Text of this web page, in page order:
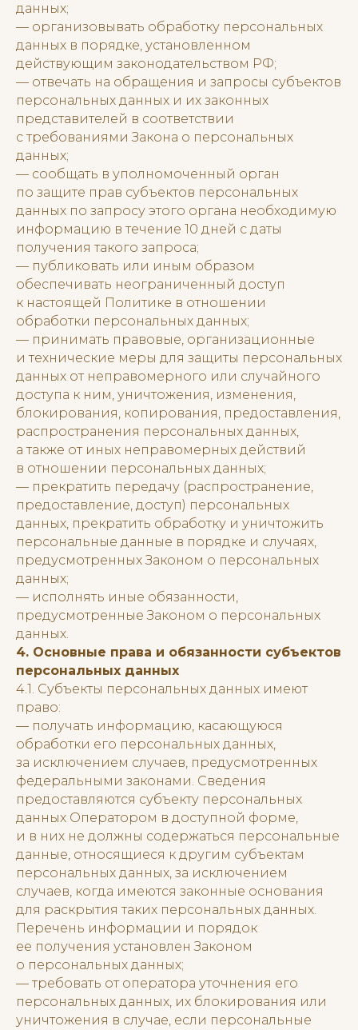
данных;
— организовывать обработку персональных
данных в порядке, установленном
действующим законодательством РФ;
— отвечать на обращения и запросы субъектов
персональных данных и их законных
представителей в соответствии
с требованиями Закона о персональных
данных;
— сообщать в уполномоченный орган
по защите прав субъектов персональных
данных по запросу этого органа необходимую
информацию в течение 10 дней с даты
получения такого запроса;
— публиковать или иным образом
обеспечивать неограниченный доступ
к настоящей Политике в отношении
обработки персональных данных;
— принимать правовые, организационные
и технические меры для защиты персональных
данных от неправомерного или случайного
доступа к ним, уничтожения, изменения,
блокирования, копирования, предоставления,
распространения персональных данных,
а также от иных неправомерных действий
в отношении персональных данных;
— прекратить передачу (распространение,
предоставление, доступ) персональных
данных, прекратить обработку и уничтожить
персональные данные в порядке и случаях,
предусмотренных Законом о персональных
данных;
— исполнять иные обязанности,
предусмотренные Законом о персональных
данных.
4. Основные права и обязанности субъектов
персональных данных
4.1. Субъекты персональных данных имеют
право:
— получать информацию, касающуюся
обработки его персональных данных,
за исключением случаев, предусмотренных
федеральными законами. Сведения
предоставляются субъекту персональных
данных Оператором в доступной форме,
и в них не должны содержаться персональные
данные, относящиеся к другим субъектам
персональных данных, за исключением
случаев, когда имеются законные основания
для раскрытия таких персональных данных.
Перечень информации и порядок
ее получения установлен Законом
о персональных данных;
— требовать от оператора уточнения его
персональных данных, их блокирования или
уничтожения в случае, если персональные